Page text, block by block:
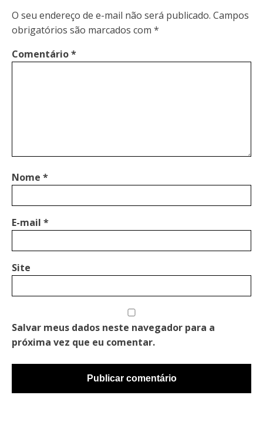
O seu endereço de e-mail não será publicado. Campos
obrigatórios são marcados com *
Comentário*
Nome *
E-mail *
Site
Salvar meus dados neste navegador para a
próxima vez que eu comentar.